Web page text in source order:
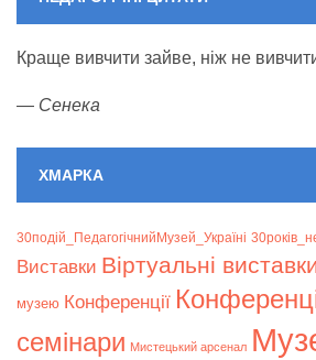
Краще вивчити зайве, ніж не
— Сенека
ХМАРКА
30подій_ПедагогічнийМузей_Україні
Bиставки Віртуальні
музею Конференції
семінари Мистецький арсенал